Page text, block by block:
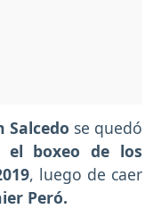
Salcedo se quedó
el boxeo de los
, luego de caer
Peró.